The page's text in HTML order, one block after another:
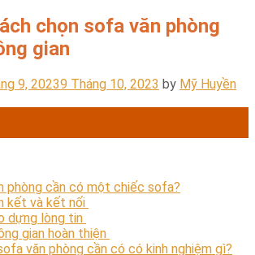
chọn sofa văn phòng
gian
9, 20239 Tháng 10, 2023 by Mỹ Huyền
phòng cần có một chiếc sofa?
kết và kết nối
dựng lòng tin
gian hoàn thiện
văn phòng cần có có kinh nghiệm gì?